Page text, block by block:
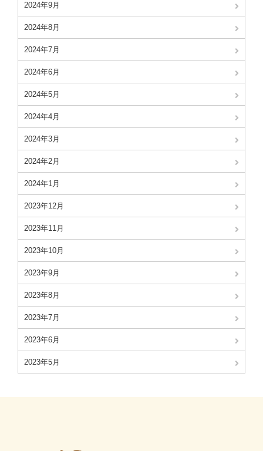
2024年9月
2024年8月
2024年7月
2024年6月
2024年5月
2024年4月
2024年3月
2024年2月
2024年1月
2023年12月
2023年11月
2023年10月
2023年9月
2023年8月
2023年7月
2023年6月
2023年5月